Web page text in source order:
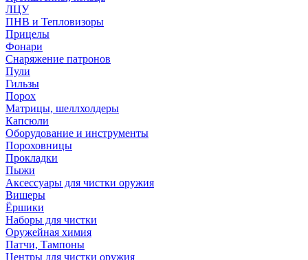
ЛЦУ
ПНВ и Тепловизоры
Прицелы
Фонари
Снаряжение патронов
Пули
Гильзы
Порох
Матрицы, шеллхолдеры
Капсюли
Оборудование и инструменты
Пороховницы
Прокладки
Пыжи
Аксессуары для чистки оружия
Вишеры
Ёршики
Наборы для чистки
Оружейная химия
Патчи, Тампоны
Центры для чистки оружия